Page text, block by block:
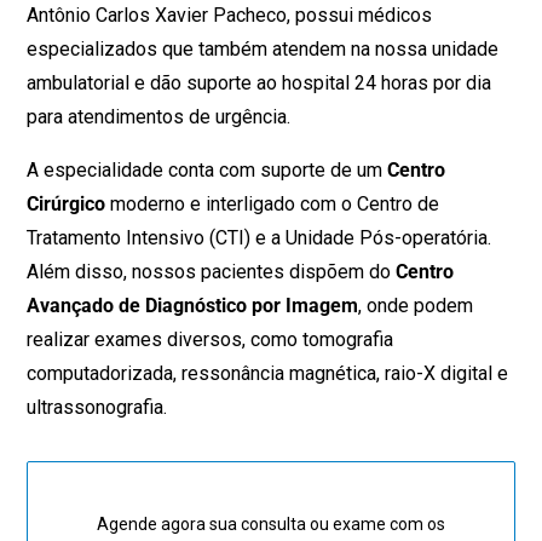
Antônio Carlos Xavier Pacheco, possui médicos
especializados que também atendem na nossa unidade
ambulatorial e dão suporte ao hospital 24 horas por dia
para atendimentos de urgência.
A especialidade conta com suporte de umCentro
Cirúrgico moderno e interligado com o Centro de
Tratamento Intensivo (CTI) e a Unidade Pós-operatória.
Além disso, nossos pacientes dispõem doCentro
Avançado de Diagnóstico por Imagem, onde podem
realizar exames diversos, como tomografia
computadorizada, ressonância magnética, raio-X digital e
ultrassonografia.
Agende agora sua consulta ou exame com os